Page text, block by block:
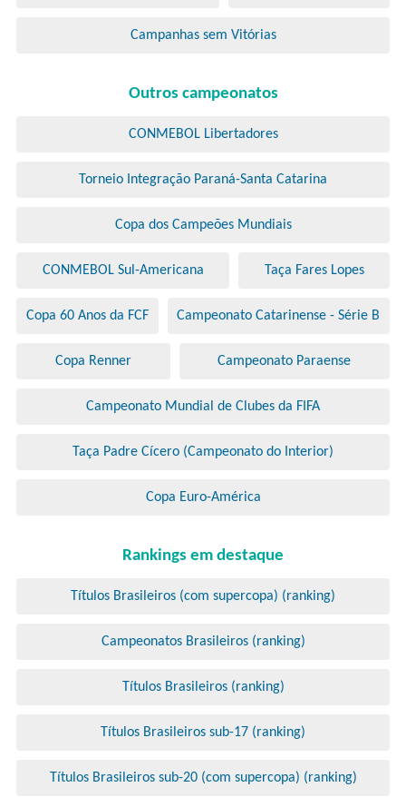
Campanhas sem Vitórias
Outros campeonatos
CONMEBOL Libertadores
Torneio Integração Paraná-Santa Catarina
Copa dos Campeões Mundiais
CONMEBOL Sul-Americana Taça Fares Lopes
Copa 60 Anos da FCF Campeonato Catarinense - Série B
Copa Renner Campeonato Paraense
Campeonato Mundial de Clubes da FIFA
Taça Padre Cícero (Campeonato do Interior)
Copa Euro-América
Rankings em destaque
Títulos Brasileiros (com supercopa) (ranking)
Campeonatos Brasileiros (ranking)
Títulos Brasileiros (ranking)
Títulos Brasileiros sub-17 (ranking)
Títulos Brasileiros sub-20 (com supercopa) (ranking)